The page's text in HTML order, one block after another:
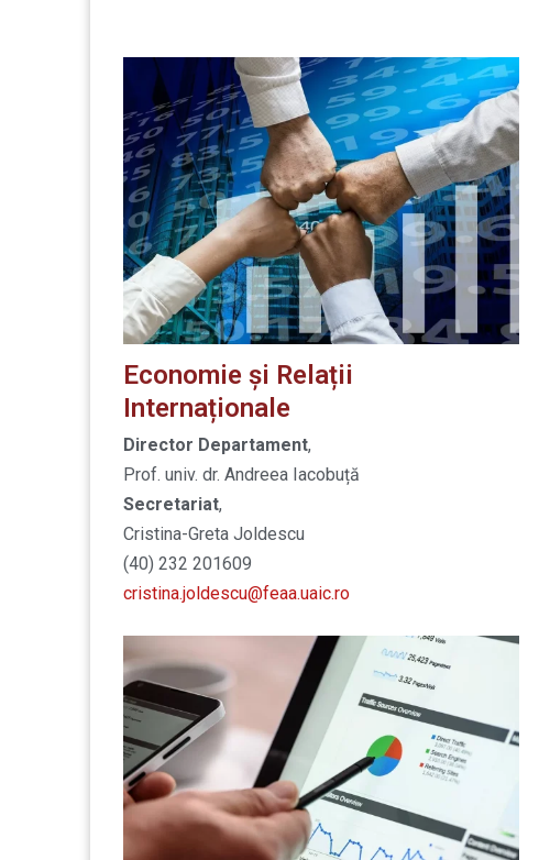
Economie și Relații
Internaționale
Director Departament,
Prof. univ. dr. Andreea Iacobuță
Secretariat,
Cristina-Greta Joldescu
(40) 232 201609
cristina.joldescu@feaa.uaic.ro